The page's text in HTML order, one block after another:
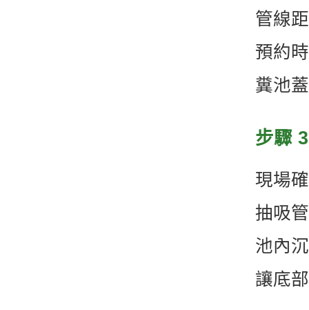
管線
預約
糞池
步驟
現場
抽吸
池內
讓底